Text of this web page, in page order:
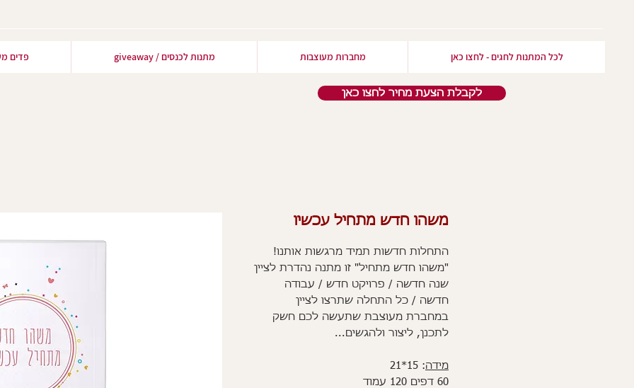
לכל המתנות לחגים - לחצו כאן מחברות מעוצבות מתנות לכנסים / giveaway פדים
לקבלת הצעת מחיר לחצו כאן
משהו חדש מתחיל עכשיו
התחלות חדשות תמיד מרגשות אותנו!
"משהו חדש מתחיל" זו מתנה נהדרת לציין
שנה חדשה / פרויקט חדש / עבודה
חדשה / כל התחלה שתרצו לציין
במחברת מעוצבת שתעשה לכם חשק
לתכנן, ליצור ולהגשים...
מידה: 15*21
60 דפים 120 עמוד